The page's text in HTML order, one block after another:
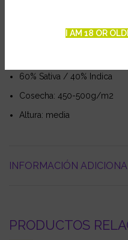
I AM 18 OR
Genética: Tangie x Sorbet
60% Sativa / 40% Indica
Cosecha: 450-500g/m2
Altura: media
INFORMACIÓN
PRODUCTOS